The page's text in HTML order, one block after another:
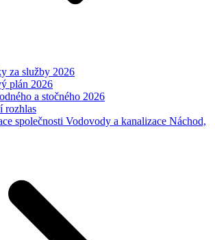
za služby 2026
plán 2026
a stočného 2026
rozhlas
společnosti Vodovody a kanalizace Náchod,